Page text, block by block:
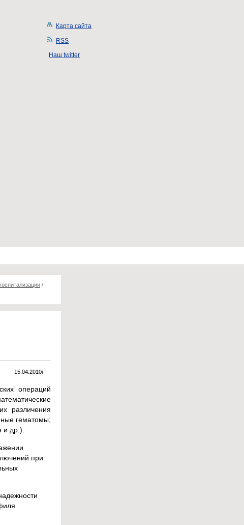
Карта сайта
RSS
Наш twitter
/
15.04.2010г.
операций
различения
гематомы;
и др.).
при